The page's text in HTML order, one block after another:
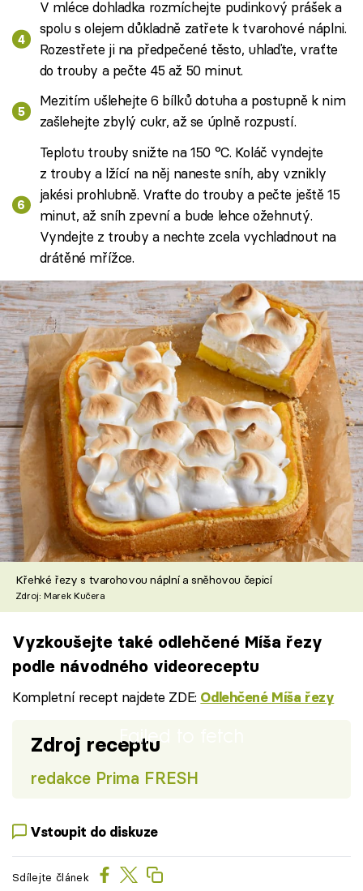
V mléce dohladka rozmíchejte pudinkový prášek a
spolu s olejem důkladně zatřete k tvarohové náplni.
Rozestřete ji na předpečené těsto, uhlaďte, vraťte
do trouby a pečte 45 až 50 minut.
Mezitím ušlehejte 6 bílků dotuha a postupně k nim
zašlehejte zbylý cukr, až se úplně rozpustí.
Teplotu trouby snižte na 150 °C. Koláč vyndejte
z trouby a lžící na něj naneste sníh, aby vznikly
jakési prohlubně. Vraťte do trouby a pečte ještě 15
minut, až sníh zpevní a bude lehce ožehnutý.
Vyndejte z trouby a nechte zcela vychladnout na
drátěné mřížce.
Křehké řezy s tvarohovou náplní a sněhovou čepicí
Zdroj: Marek Kučera
Vyzkoušejte také odlehčené Míša řezy
podle návodného videoreceptu
Kompletní recept najdete ZDE: Odlehčené Míša řezy
Failed to fetch
Zdroj receptu
redakce Prima FRESH
Vstoupit do diskuze
Sdílejte článek